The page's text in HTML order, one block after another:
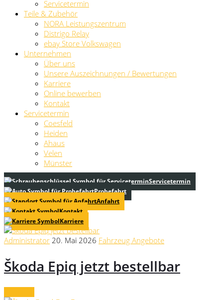
Servicetermin
Teile & Zubehör
NORA Leistungszentrum
Distrigo Relay
ebay Store Volkswagen
Unternehmen
Über uns
Unsere Auszeichnungen / Bewertungen
Karriere
Online bewerben
Kontakt
Servicetermin
Coesfeld
Heiden
Ahaus
Velen
Münster
Servicetermin
Probefahrt
Anfahrt
Kontakt
Karriere
Administrator 20. Mai 2026 Fahrzeug Angebote
Škoda Epiq jetzt bestellbar